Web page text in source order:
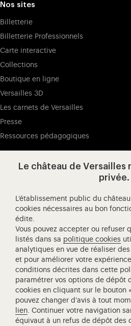
Nos sites
Billetterie
Billetterie Professionnels
Carte interactive
Collections
Boutique en ligne
Versailles 3D
Les carnets de Versailles
Presse
Ressources pédagogiques
Visitez notre
Visitez
Visitez
L'Opéra royal de Versailles
Centre de recherche du château
Centre de Musique Baroque de
Réseau des Résidences Royales
Société des Amis de Versailles
Académie équestre nationale du
Campus Versailles
Le château de
privée.
L’établissement public du
cookies nécessaires au bon
édite.
Vous pouvez accepter ou refuser
listés dans sa politique cookies
analytiques en vue de réaliser
et pour améliorer votre
conditions décrites dans cette
paramétrer vos options de dépôt
cookies en cliquant sur le bouton
pouvez changer d’avis à tout
lien. Continuer votre navigation
équivaut à un refus de dépôt des